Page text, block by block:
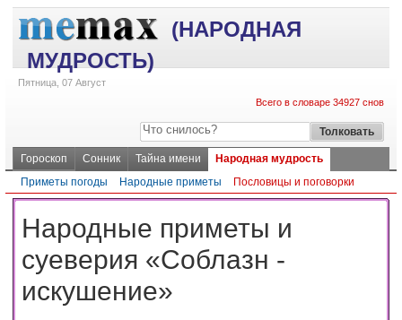
(НАРОДНАЯ
МУДРОСТЬ)
Пятница, 07 Август
Всего в словаре 34927 снов
Гороскоп Сонник Тайна имени
Народная мудрость
Приметы погоды
Народные приметы Пословицы и поговорки
Народные приметы и
суеверия «Соблазн -
искушение»